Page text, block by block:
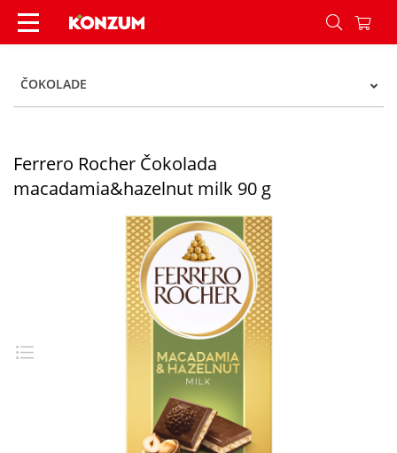
Ferrero Rocher Čokolada macadamia&hazelnut
ČOKOLADE
Ferrero Rocher Čokolada
macadamia&hazelnut milk 90 g